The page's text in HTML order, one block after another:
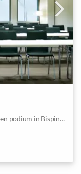
Meer dan een evenementenruimte met een podium in Bispingen